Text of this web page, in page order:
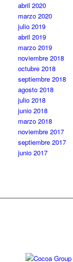
abril 2020
marzo 2020
julio 2019
abril 2019
marzo 2019
noviembre 2018
octubre 2018
septiembre 2018
agosto 2018
julio 2018
junio 2018
marzo 2018
noviembre 2017
septiembre 2017
junio 2017